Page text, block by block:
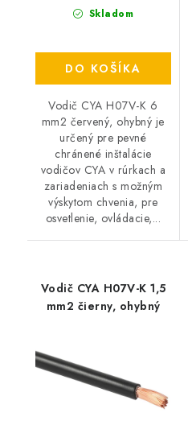
Skladom
DO KOŠÍKA
Vodič CYA H07V-K 6
mm2 červený, ohybný je
určený pre pevné
chránené inštalácie
vodičov CYA v rúrkach a
zariadeniach s možným
výskytom chvenia, pre
osvetlenie, ovládacie,...
Vodič CYA H07V-K 1,5
mm2 čierny, ohybný